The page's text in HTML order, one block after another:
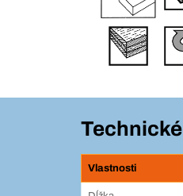
Vlastnosti